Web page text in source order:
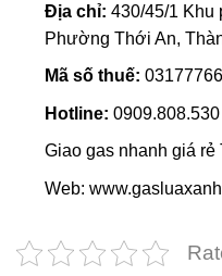
Địa chỉ: 430/45/1 Khu
Phường Thới An,
Mã số thuế:
Hotline: 0909.808.530
Giao gas nhanh giá rẻ
Web: